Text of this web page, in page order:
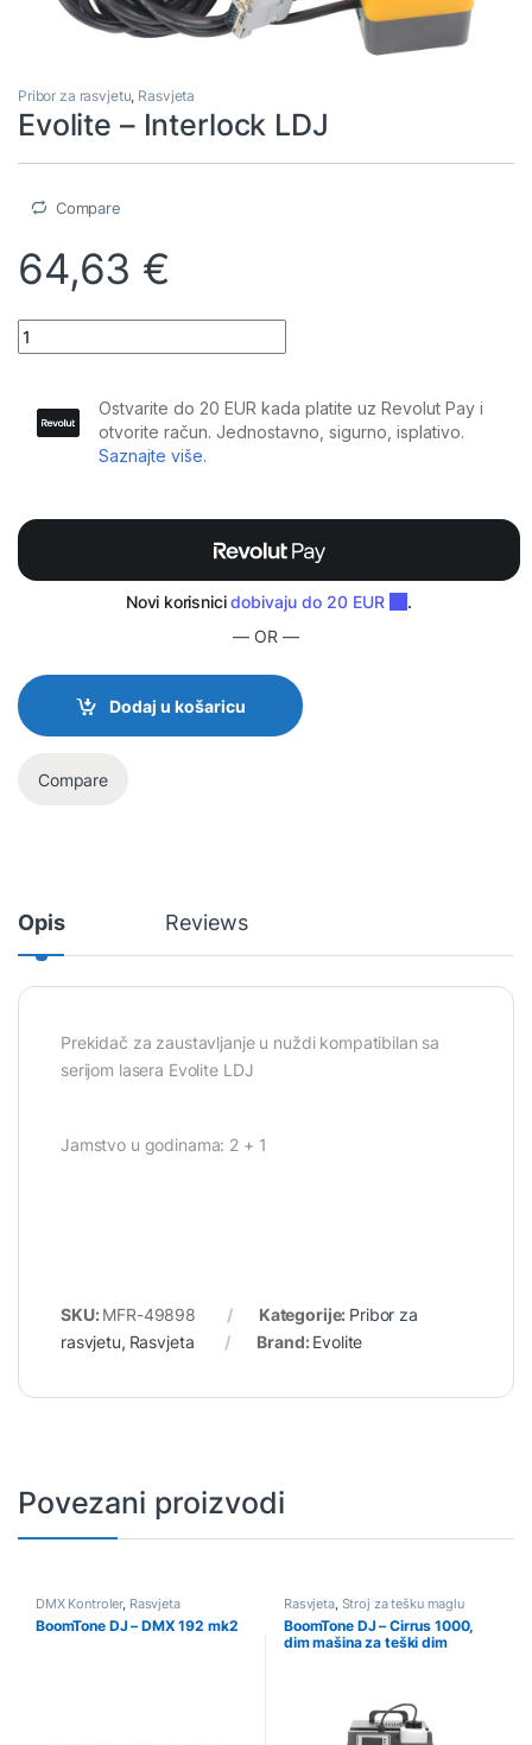
Pribor za rasvjetu, Rasvjeta
Evolite – Interlock LDJ
Compare
64,63 €
Evolite - Interlock LDJ quantity
— OR —
Dodaj u košaricu
Compare
Opis Reviews
Prekidač za zaustavljanje u nuždi kompatibilan sa
serijom lasera Evolite LDJ
Jamstvo u godinama: 2 + 1
SKU:MFR-49898 Kategorije: Pribor za
rasvjetu, Rasvjeta Brand:Evolite
Povezani proizvodi
DMX Kontroler, Rasvjeta
BoomTone DJ – DMX 192 mk2
Rasvjeta, Stroj za tešku maglu
BoomTone DJ – Cirrus 1000,
dim mašina za teški dim